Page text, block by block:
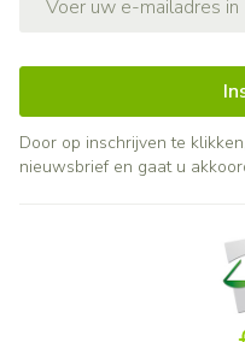
Door op inschrijven te
nieuwsbrief en gaat u